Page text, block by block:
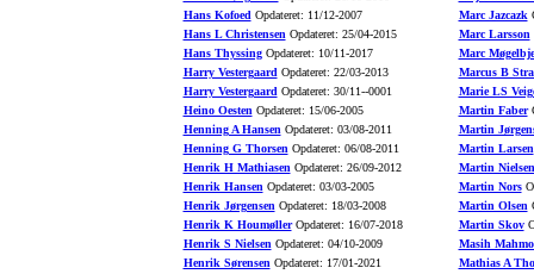
Hans Kofoed Opdateret: 11/12-2007
Hans L Christensen Opdateret: 25/04-2015
Hans ThyssingOpdateret: 10/11-2017
Harry Vestergaard Opdateret: 22/03-2013
Harry Vestergaard Opdateret: 30/11--0001
Heino Oesten Opdateret: 15/06-2005
Henning A Hansen Opdateret: 03/08-2011
Henning G Thorsen Opdateret: 06/08-2011
Henrik H Mathiasen Opdateret: 26/09-2012
Henrik Hansen Opdateret: 03/03-2005
Henrik Jørgensen Opdateret: 18/03-2008
Henrik K HoumøllerOpdateret: 16/07-2018
Henrik S Nielsen Opdateret: 04/10-2009
Henrik Sørensen Opdateret: 17/01-2021
Marc Jazcazk
Marc Larsson
Marc
Marcus B
Marie LS
Martin Faber
Martin
Martin Larsen
Martin Nielsen
Martin Nors
Martin Olsen
Martin Skov
Masih
Mathias A